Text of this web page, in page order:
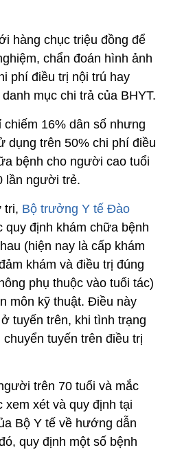
hàng chục triệu đồng để
chẩn đoán hình ảnh
phí điều trị nội trú hay
mục chi trả của BHYT.
chiếm 16% dân số nhưng
dụng trên 50% chi phí điều
bệnh cho người cao tuổi
lần người trẻ.
tri, Bộ trưởng Y tế Đào
quy định khám chữa bệnh
(hiện nay là cấp khám
khám và điều trị đúng
phụ thuộc vào tuổi tác)
môn kỹ thuật. Điều này
tuyến trên, khi tình trạng
tuyến trên điều trị
trên 70 tuổi và mắc
xét và quy định tại
Bộ Y tế về hướng dẫn
quy định một số bệnh